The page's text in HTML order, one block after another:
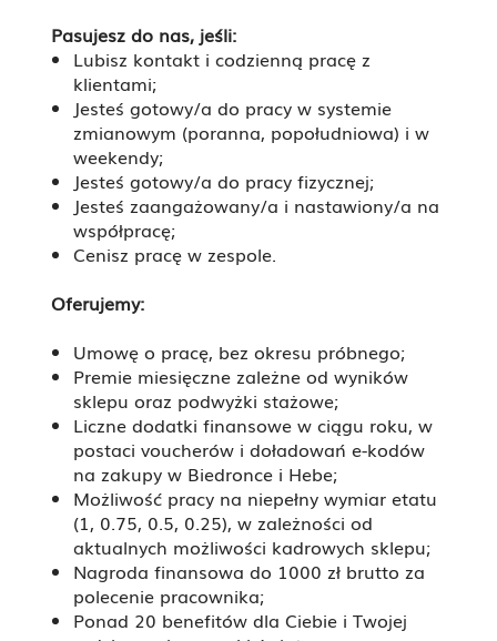
Pasujesz do nas, jeśli:
Lubisz kontakt i codzienną pracę z
klientami;
Jesteś gotowy/a do pracy w systemie
zmianowym (poranna, popołudniowa) i w
weekendy;
Jesteś gotowy/a do pracy fizycznej;
Jesteś zaangażowany/a i nastawiony/a na
współpracę;
Cenisz pracę w zespole.
Oferujemy:
Umowę o pracę, bez okresu próbnego;
Premie miesięczne zależne od wyników
sklepu oraz podwyżki stażowe;
Liczne dodatki finansowe w ciągu roku, w
postaci voucherów i doładowań e-kodów
na zakupy w Biedronce i Hebe;
Możliwość pracy na niepełny wymiar etatu
(1, 0.75, 0.5, 0.25), w zależności od
aktualnych możliwości kadrowych sklepu;
Nagroda finansowa do 1000 zł brutto za
polecenie pracownika;
Ponad 20 benefitów dla Ciebie i Twojej